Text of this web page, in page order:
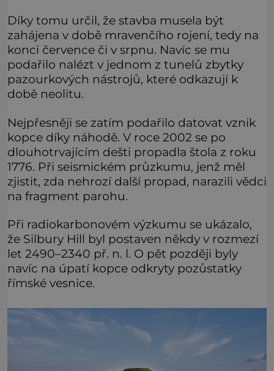
Díky tomu určil, že stavba musela být
zahájena v době mravenčího rojení, tedy na
konci července či v srpnu. Navíc se mu
podařilo nalézt v jednom z tunelů zbytky
pazourkových nástrojů, které odkazují k
době neolitu.
Nejpřesněji se zatím podařilo datovat vznik
kopce díky náhodě. V roce 2002 se po
dlouhotrvajícím dešti propadla štola z roku
1776. Při seismickém průzkumu, jenž měl
zjistit, zda nehrozí další propad, narazili vědci
na fragment parohu.
Při radiokarbonovém výzkumu se ukázalo,
že Silbury Hill byl postaven někdy v rozmezí
let 2490–2340 př. n. l. O pět později byly
navíc na úpatí kopce odkryty pozůstatky
římské vesnice.